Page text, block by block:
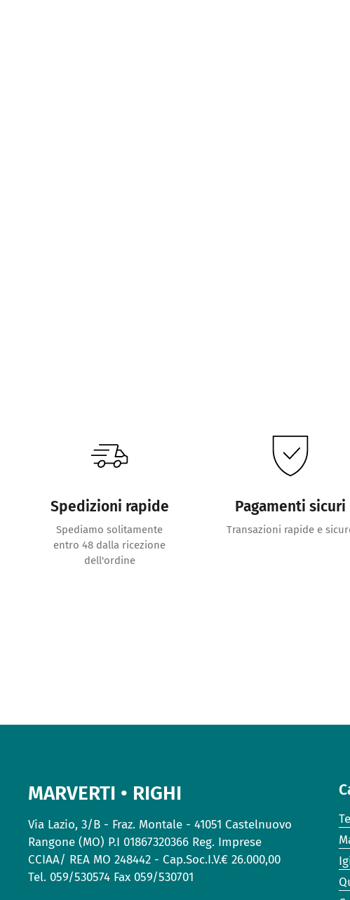
Spedizioni rapide
Spediamo solitamente
entro 48 dalla ricezione
dell'ordine
Pagamenti sicuri
Transazioni rapide e
MARVERTI • RIGHI
Via Lazio, 3/B - Fraz. Montale - 41051 Castelnuovo
Rangone (MO) P.I 01867320366 Reg. Imprese
CCIAA/ REA MO 248442 - Cap.Soc.I.V.€ 26.000,00
Tel. 059/530574 Fax 059/530701